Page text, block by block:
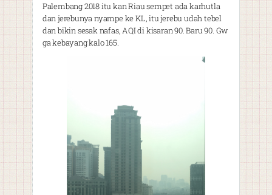
Palembang 2018 itu kan Riau sempet ada karhutla
dan jerebunya nyampe ke KL, itu jerebu udah tebel
dan bikin sesak nafas, AQI di kisaran 90. Baru 90. Gw
ga kebayang kalo 165.